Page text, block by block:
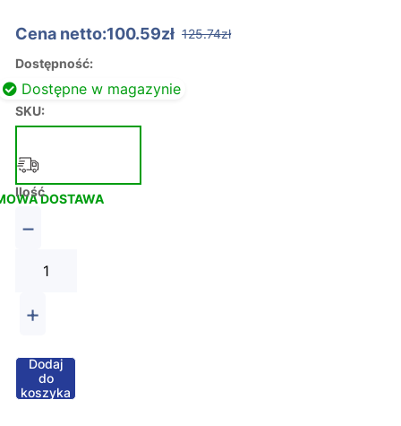
Cena netto:100.59zł 125.74zł
Dostępność:
Dostępne w magazynie
SKU:
DOSTAWA
Ilość
−
+
Dodaj
do
koszyka